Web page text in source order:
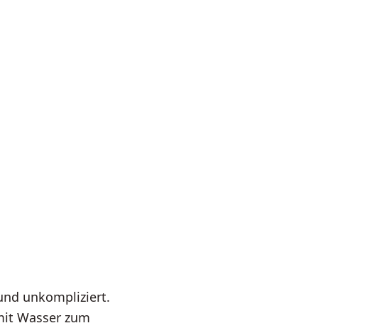
unkompliziert.
Wasser zum